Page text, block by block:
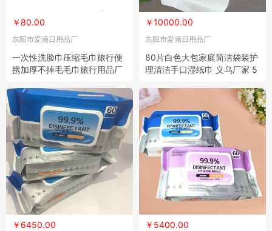
￥80.00
东阳市爱涵日用品厂
一次性洗脸巾压缩毛巾旅行便
携加厚不掉毛毛巾旅行用品厂
￥10000.00
东阳市爱涵日用品厂
80片白色大包家庭简洁袋装护
理清洁手口湿纸巾 义乌厂家 5
￥6450.00 ￥5400.00